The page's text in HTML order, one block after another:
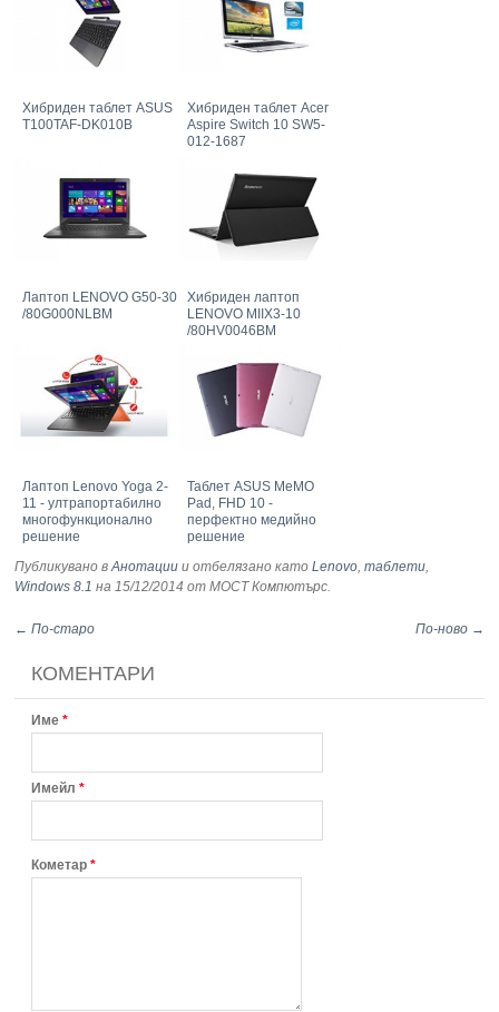
Хибриден таблет ASUS
T100TAF-DK010B
Хибриден таблет Acer
Aspire Switch 10 SW5-
012-1687
Лаптоп LENOVO G50-30
/80G000NLBM
Хибриден лаптоп
LENOVO MIIX3-10
/80HV0046BM
Лаптоп Lenovo Yoga 2-
11 - ултрапортабилно
многофункционално
решение
Таблет ASUS MeMO
Pad, FHD 10 -
перфектно медийно
решение
Публикувано вАнотации и отбелязано катоLenovo,таблети,
Windows 8.1 на 15/12/2014 от МОСТ Компютърс.
← По-старо По-ново →
КОМЕНТАРИ
Име *
Имейл *
Кометар *